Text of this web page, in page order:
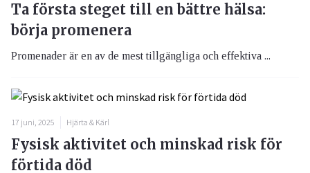
Ta första steget till en bättre hälsa:
börja promenera
Promenader är en av de mest tillgängliga och effektiva ...
17 juni, 2025 Hjärta & Kärl
Fysisk aktivitet och minskad risk för
förtida död